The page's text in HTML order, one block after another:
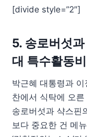
[divide style=”2″]
5. 송로버섯
대 특수활동비
박근혜 대통령과
찬에서 식탁에 오
송로버섯과 샥스핀
보다 중요한 건 메